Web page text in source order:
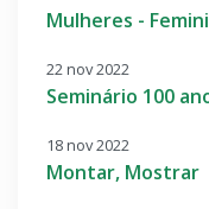
Mulheres -
22 nov 2022
Seminário 100
18 nov 2022
Montar, Mostrar